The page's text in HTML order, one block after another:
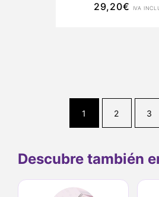
29,20€ IVA
1 2 3
Descubre también